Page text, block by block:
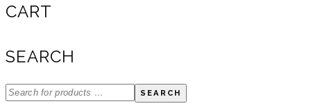
CART
SEARCH
SEARCH